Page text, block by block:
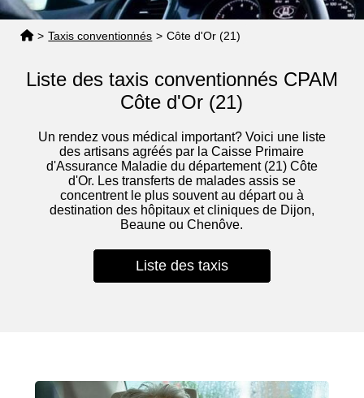
> Taxis conventionnés > Côte d'Or (21)
Liste des taxis conventionnés CPAM
Côte d'Or (21)
Un rendez vous médical important? Voici une liste
des artisans agréés par la Caisse Primaire
d'Assurance Maladie du département (21) Côte
d'Or. Les transferts de malades assis se
concentrent le plus souvent au départ ou à
destination des hôpitaux et cliniques de Dijon,
Beaune ou Chenôve.
Liste des taxis